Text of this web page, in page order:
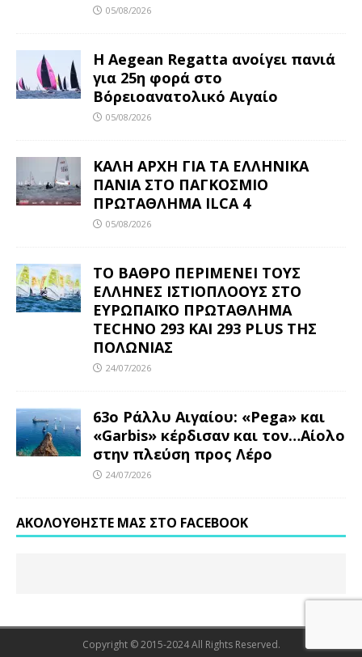
05/08/2026
Η Aegean Regatta ανοίγει πανιά
για 25η φορά στο
Βόρειοανατολικό Αιγαίο
05/08/2026
ΚΑΛΗ ΑΡΧΗ ΓΙΑ ΤΑ ΕΛΛΗΝΙΚΑ
ΠΑΝΙΑ ΣΤΟ ΠΑΓΚΟΣΜΙΟ
ΠΡΩΤΑΘΛΗΜΑ ILCA 4
05/08/2026
ΤΟ ΒΑΘΡΟ ΠΕΡΙΜΕΝΕΙ ΤΟΥΣ
ΕΛΛΗΝΕΣ ΙΣΤΙΟΠΛΟΟΥΣ ΣΤΟ
ΕΥΡΩΠΑΪΚΟ ΠΡΩΤΑΘΛΗΜΑ
TECHNO 293 ΚΑΙ 293 PLUS ΤΗΣ
ΠΟΛΩΝΙΑΣ
24/07/2026
63ο Ράλλυ Αιγαίου: «Pega» και
«Garbis» κέρδισαν και τον…Αίολο
στην πλεύση προς Λέρο
24/07/2026
ΑΚΟΛΟΥΘΉΣΤΕ ΜΑΣ ΣΤΟ FACEBOOK
Copyright © 2015-2024 All Rights Reserved.